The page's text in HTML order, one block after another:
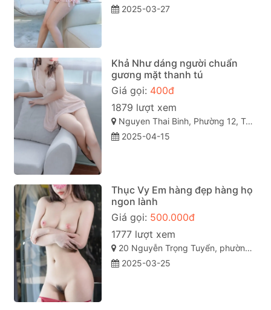
2025-03-27
Khả Như dáng người chuẩn
gương mặt thanh tú
Giá gọi: 400đ
1879 lượt xem
Nguyen Thai Binh, Phường 12, Tân Bình, Thành phố Hồ Chí Minh
2025-04-15
Thục Vy Em hàng đẹp hàng họ
ngon lành
Giá gọi: 500.000đ
1777 lượt xem
20 Nguyễn Trọng Tuyển, phường 15, Phú Nhuận, Thành phố Hồ Chí Minh
2025-03-25